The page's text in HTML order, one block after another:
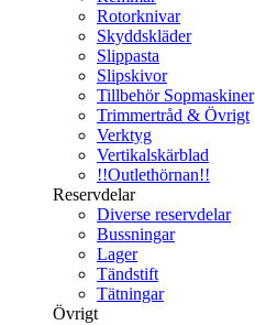
Rotorknivar
Skyddskläder
Slippasta
Slipskivor
Tillbehör Sopmaskiner
Trimmertråd & Övrigt
Verktyg
Vertikalskärblad
!!Outlethörnan!!
Reservdelar
Diverse reservdelar
Bussningar
Lager
Tändstift
Tätningar
Övrigt